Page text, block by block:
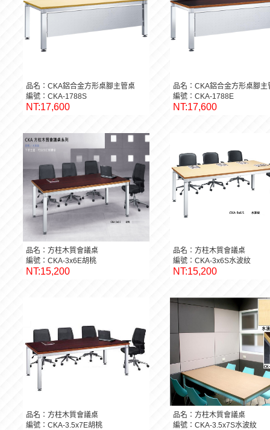
品名：CKA鋁合金方形桌腳主管桌
編號：CKA-1788S
NT:17,600
品名：CKA鋁合金方形桌腳主
編號：CKA-1788E
NT:17,600
品名：方柱木質會議桌
編號：CKA-3x6E胡桃
NT:15,200
品名：方柱木質會議桌
編號：CKA-3x6S水波紋
NT:15,200
品名：方柱木質會議桌
編號：CKA-3.5x7E胡桃
品名：方柱木質會議桌
編號：CKA-3.5x7S水波紋